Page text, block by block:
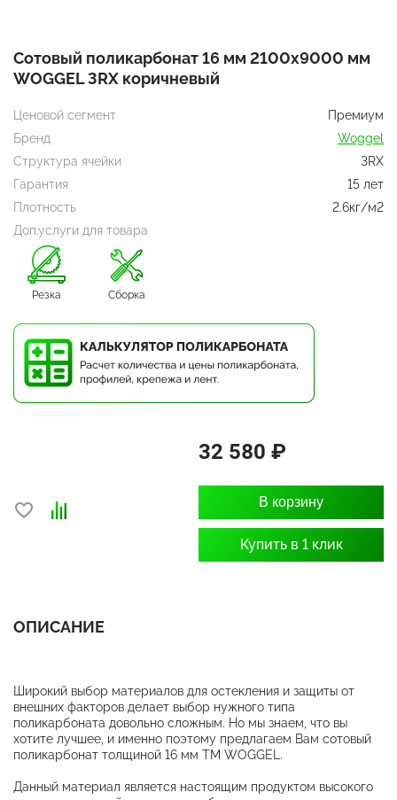
Сотовый поликарбонат 16 мм 2100х9000 мм
WOGGEL 3RX коричневый
Ценовой сегмент
Премиум
Бренд
Woggel
Структура ячейки
3RX
Гарантия
15 лет
Плотность
2.6кг/м2
Доп.услуги для товара
Резка Сборка
32 580 ₽
В корзину
Купить в 1 клик
ОПИСАНИЕ
Широкий выбор материалов для остекления и защиты от
внешних факторов делает выбор нужного типа
поликарбоната довольно сложным. Но мы знаем, что вы
хотите лучшее, и именно поэтому предлагаем Вам сотовый
поликарбонат толщиной 16 мм ТМ WOGGEL.
Данный материал является настоящим продуктом высокого